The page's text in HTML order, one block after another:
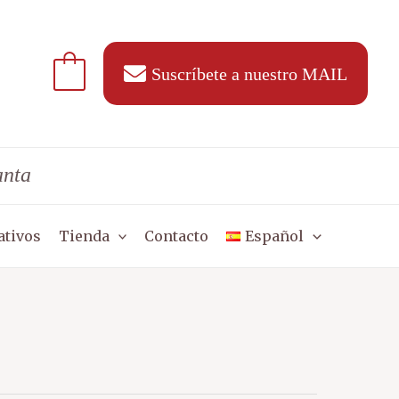
Suscríbete a nuestro MAIL
Tienda Contacto Español